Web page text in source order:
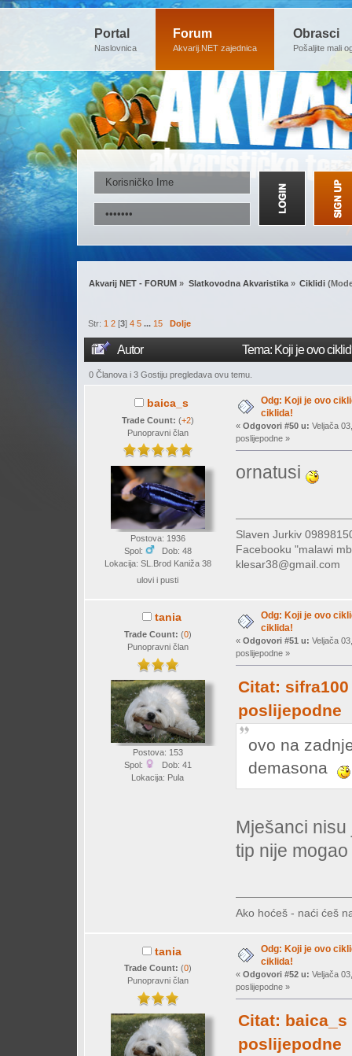
Portal
Naslovnica
Forum
Akvarij.NET zajednica
Obrasci
Pošaljite mali
Akvarij NET - FORUM » Slatkovodna Akvaristika» Ciklidi
Str:1 2 [3]4 5 ...15 Dolje
Autor Tema: Koji je ovo
0 Članova i 3 Gostiju pregledava ovu temu.
baica_s
Trade Count: (+2)
Punopravni član
Postova: 1936
Spol:
Dob: 48
Lokacija: SL.Brod Kaniža 38
ulovi i pusti
Odg: Koji je ovo
ciklida!
« Odgovori #50 u: Veljača
poslijepodne »
ornatusi
Slaven Jurkiv
Facebooku "malawi
klesar38@gmail.com
tania
Trade Count: (0)
Punopravni član
Postova: 153
Spol:
Dob: 41
Lokacija: Pula
Odg: Koji je ovo
ciklida!
« Odgovori #51 u: Veljača
poslijepodne »
Citat: sifra100
poslijepodne
ovo na
demasona
Mješanci
tip nije
Ako hoćeš - naći ćeš
tania
Trade Count: (0)
Punopravni član
Odg: Koji je ovo
ciklida!
« Odgovori #52 u: Veljača
poslijepodne »
Citat: baica_s
poslijepodne